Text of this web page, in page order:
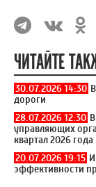
ЧИТАЙТЕ
30.07.2026 14:30
дороги
28.07.2026 12:30
управляющих
квартал 2026 года
20.07.2026 19:15
эффективности